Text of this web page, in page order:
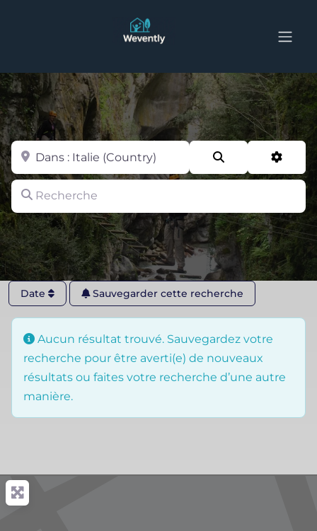
Recherche
Zone
Date Sauvegarder cette recherche
Aucun résultat trouvé. Sauvegardez votre
recherche pour être averti(e) de nouveaux
résultats ou faites votre recherche d’une autre
manière.